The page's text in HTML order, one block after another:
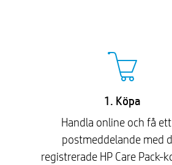
1. Köpa
Handla online och få
postmeddelande med
registrerade HP Care Pack-